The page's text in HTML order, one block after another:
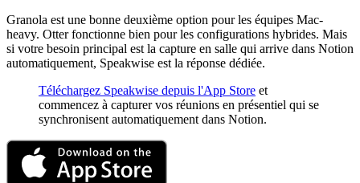
Granola est une bonne deuxième option pour les équipes Mac-
heavy. Otter fonctionne bien pour les configurations hybrides. Mais
si votre besoin principal est la capture en salle qui arrive dans Notion
automatiquement, Speakwise est la réponse dédiée.
Téléchargez Speakwise depuis l'App Store et
commencez à capturer vos réunions en présentiel qui se
synchronisent automatiquement dans Notion.